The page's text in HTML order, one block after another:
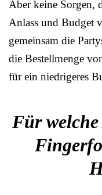
Aber keine Sorgen,
Anlass und Budget
gemeinsam die
die Bestellmenge
für ein niedrigeres
Für welche